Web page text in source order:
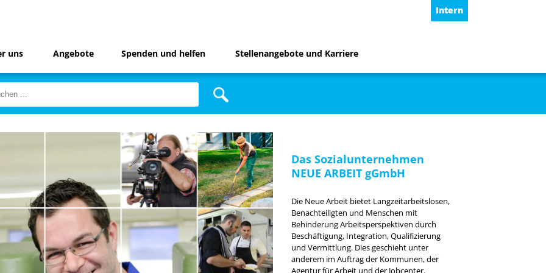
uns Angebote Spenden und helfen Stellenangebote und Karriere
Intern
Das Sozialunternehmen
NEUE ARBEIT gGmbH
Die Neue Arbeit bietet Langzeitarbeitslosen,
Benachteiligten und Menschen mit
Behinderung Arbeitsperspektiven durch
Beschäftigung, Integration, Qualifizierung
und Vermittlung. Dies geschieht unter
anderem im Auftrag der Kommunen, der
Agentur für Arbeit und der Jobcenter.